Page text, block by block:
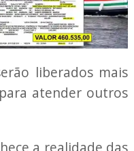
liberados mais
atender outros
a realidade das